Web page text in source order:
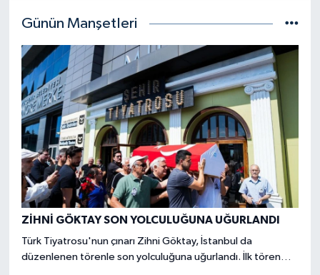
Günün Manşetleri
ZİHNİ GÖKTAY SON YOLCULUĞUNA UĞURLANDI
Türk Tiyatrosu'nun çınarı Zihni Göktay, İstanbul da
düzenlenen törenle son yolculuğuna uğurlandı. İlk tören